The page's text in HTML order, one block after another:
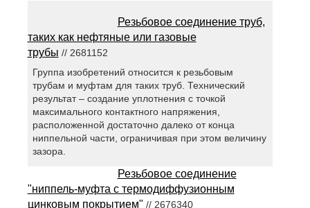
Резьбовое соединение труб,
таких как нефтяные или газовые
трубы // 2681152
Группа изобретений относится к резьбовым
трубам и муфтам для таких труб. Технический
результат – создание уплотнения с точкой
максимального контактного напряжения,
расположенной достаточно далеко от конца
ниппельной части, ограничивая при этом величину
зазора.
Резьбовое соединение
"ниппель-муфта с термодиффузионным
цинковым покрытием" // 2676340